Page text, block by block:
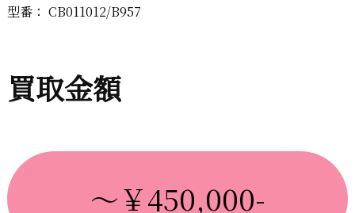
型番： CB011012/B957
買取金額
～￥450,000-